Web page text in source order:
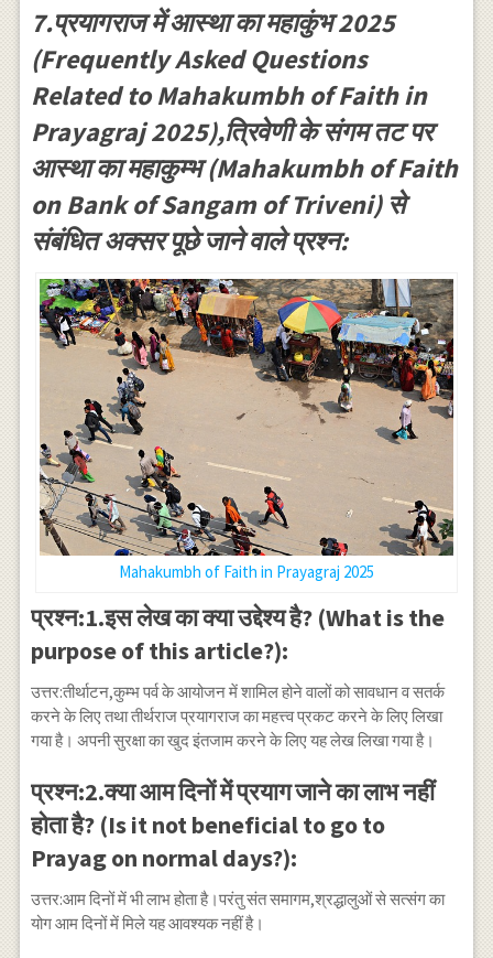
7.प्रयागराज में आस्था का महाकुंभ 2025
(Frequently Asked Questions
Related to Mahakumbh of Faith in
Prayagraj 2025),त्रिवेणी के संगम तट पर
आस्था का महाकुम्भ (Mahakumbh of Faith
on Bank of Sangam of Triveni) से
संबंधित अक्सर पूछे जाने वाले प्रश्न:
Mahakumbh of Faith in Prayagraj 2025
प्रश्न:1.इस लेख का क्या उद्देश्य है? (What is the
purpose of this article?):
उत्तर:तीर्थाटन,कुम्भ पर्व के आयोजन में शामिल होने वालों को सावधान व सतर्क
करने के लिए तथा तीर्थराज प्रयागराज का महत्त्व प्रकट करने के लिए लिखा
गया है। अपनी सुरक्षा का खुद इंतजाम करने के लिए यह लेख लिखा गया है।
प्रश्न:2.क्या आम दिनों में प्रयाग जाने का लाभ नहीं
होता है? (Is it not beneficial to go to
Prayag on normal days?):
उत्तर:आम दिनों में भी लाभ होता है।परंतु संत समागम,श्रद्धालुओं से सत्संग का
योग आम दिनों में मिले यह आवश्यक नहीं है।